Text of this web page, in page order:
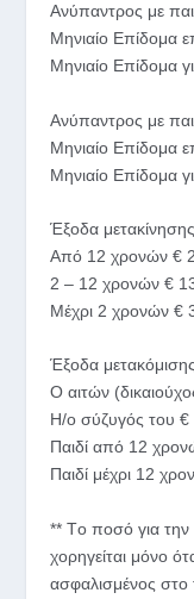
Ανύπαντρος με
Μηνιαίο Επίδομα
Μηνιαίο Επίδομα
Ανύπαντρος με
Μηνιαίο Επίδομα
Μηνιαίο Επίδομα
Έξοδα
Από 12 χρονών €
2 – 12 χρονών €
Μέχρι 2 χρονών €
Έξοδα
Ο αιτών
Η/ο σύζυγός του
Παιδί από 12
Παιδί μέχρι 12
** Tο ποσό για την
χορηγείται μόνο
ασφαλισμένος στο